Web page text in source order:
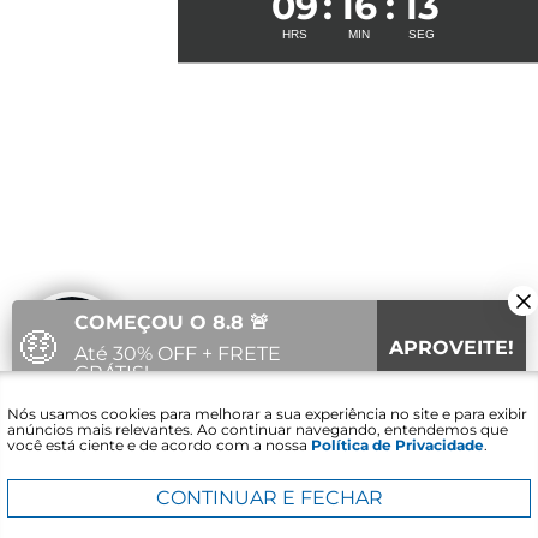
Nós usamos cookies para melhorar a sua experiência no site e para exibir
anúncios mais relevantes. Ao continuar navegando, entendemos que
você está ciente e de acordo com a nossa Política de Privacidade.
CONTINUAR E FECHAR
Fale com um
especialista
🤑
COMEÇOU O 8.8 🚨
Até 30% OFF + FRETE
GRÁTIS!
APROVEITE!
Vai acabar em: 12 15 18